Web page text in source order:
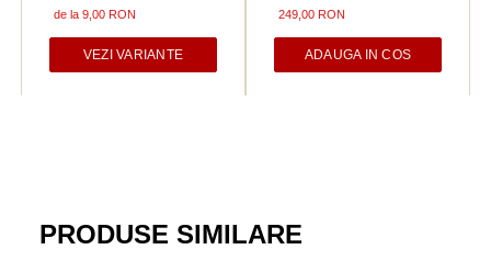
de la 9,00 RON
VEZI VARIANTE
249,00 RON
ADAUGA IN COS
PRODUSE SIMILARE